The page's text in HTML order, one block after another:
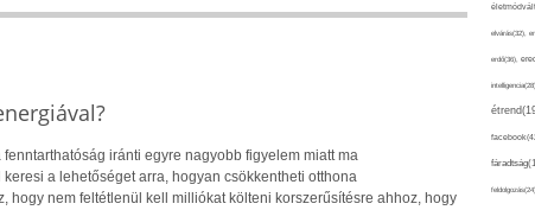
iránti egyre nagyobb figyelem miatt ma
a lehetőséget arra, hogyan csökkentheti otthona
hogy nem feltétlenül kell milliókat költeni korszerűsítésre ahhoz, hogy
elvárás(32),
erdő(36),
intelligencia(28),
feldolgozás(24),